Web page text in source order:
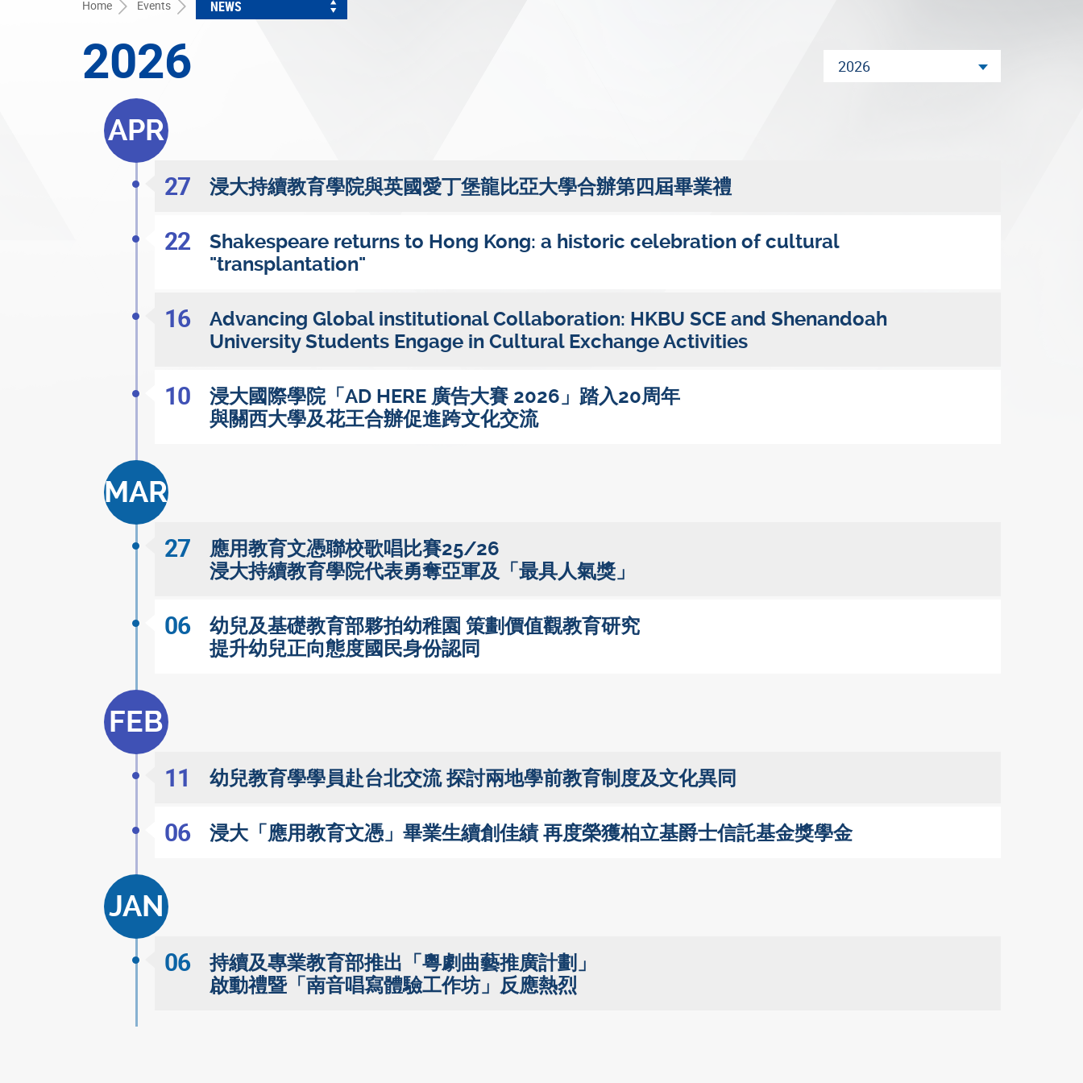
Home Events NEWS
2026 2026
APR
27 浸大持續教育學院與英國愛丁堡龍比亞大學合辦第四屆畢業禮
22
Shakespeare returns to Hong Kong: a historic celebration of cultural
"transplantation"
16
Advancing Global institutional Collaboration: HKBU SCE and Shenandoah
University Students Engage in Cultural Exchange Activities
10
浸大國際學院「AD HERE 廣告大賽 2026」踏入20周年
與關西大學及花王合辦促進跨文化交流
MAR
27
應用教育文憑聯校歌唱比賽25/26
浸大持續教育學院代表勇奪亞軍及「最具人氣獎」
06
幼兒及基礎教育部夥拍幼稚園 策劃價值觀教育研究
提升幼兒正向態度國民身份認同
FEB
11 幼兒教育學學員赴台北交流 探討兩地學前教育制度及文化異同
06 浸大「應用教育文憑」畢業生續創佳績 再度榮獲柏立基爵士信託基金獎學金
JAN
06
持續及專業教育部推出「粵劇曲藝推廣計劃」
啟動禮暨「南音唱寫體驗工作坊」反應熱烈